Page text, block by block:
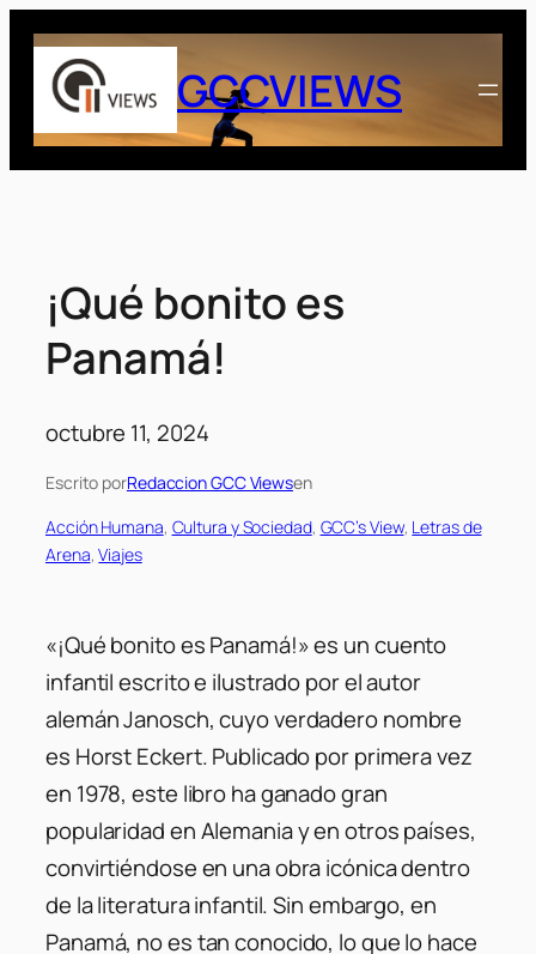
Saltar
contenido
GCCVIEWS
¡Qué bonito es
Panamá!
octubre 11, 2024
Escrito porRedaccion GCC Viewsen
Acción Humana, Cultura y Sociedad, GCC’s View, Letras de
Arena, Viajes
«¡Qué bonito es Panamá!» es un cuento
infantil escrito e ilustrado por el autor
alemán Janosch, cuyo verdadero nombre
es Horst Eckert. Publicado por primera vez
en 1978, este libro ha ganado gran
popularidad en Alemania y en otros países,
convirtiéndose en una obra icónica dentro
de la literatura infantil. Sin embargo, en
Panamá, no es tan conocido, lo que lo hace